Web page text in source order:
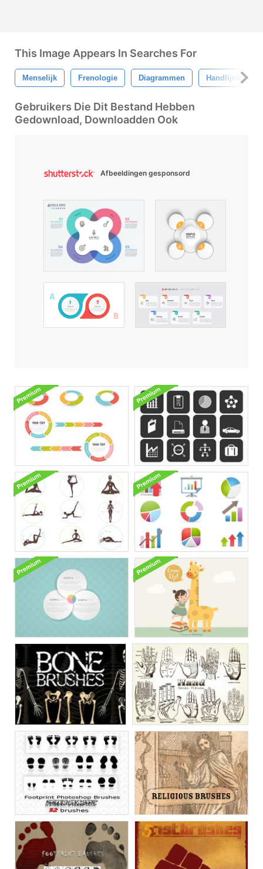
This Image Appears In Searches For
Menselijk Frenologie Diagrammen Handlijnkunde
Gebruikers Die Dit Bestand Hebben
Gedownload, Downloadden Ook
Afbeeldingen gesponsord